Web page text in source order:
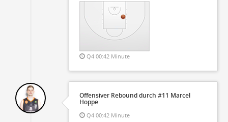
Q4 00:42 Minute
Offensiver Rebound durch #11 Marcel
Hoppe
Q4 00:42 Minute